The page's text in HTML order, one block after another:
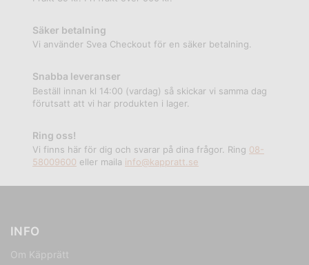
Säker betalning
Vi använder Svea Checkout för en säker betalning.
Snabba leveranser
Beställ innan kl 14:00 (vardag) så skickar vi samma dag
förutsatt att vi har produkten i lager.
Ring oss!
Vi finns här för dig och svarar på dina frågor. Ring 08-
58009600 eller maila info@kappratt.se
INFO
Om Käpprätt